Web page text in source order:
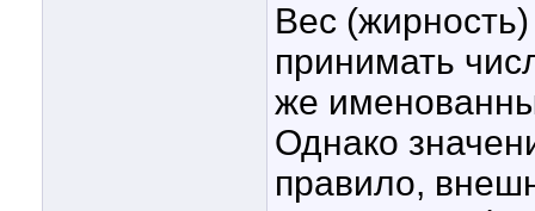
Вес
принимать
же
Однако
правило,